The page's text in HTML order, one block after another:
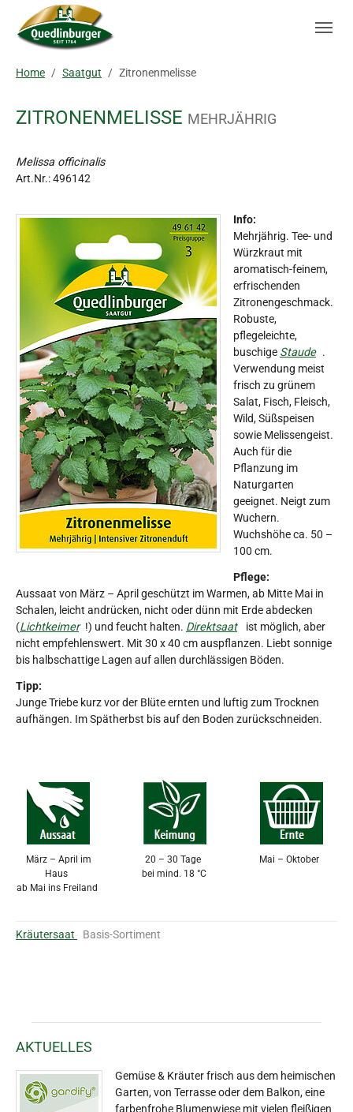
Skip to main navigation
Zum Hauptinhalt springen
Skip to page footer
Home Saatgut Zitronenmelisse
ZITRONENMELISSE MEHRJÄHRIG
Melissa officinalis
Art.Nr.:496142
Info:
Mehrjährig. Tee- und
Würzkraut mit
aromatisch-feinem,
erfrischenden
Zitronengeschmack.
Robuste,
pflegeleichte,
buschige Staude .
Verwendung meist
frisch zu grünem
Salat, Fisch, Fleisch,
Wild, Süßspeisen
sowie Melissengeist.
Auch für die
Pflanzung im
Naturgarten
geeignet. Neigt zum
Wuchern.
Wuchshöhe ca. 50 –
100 cm.
Pflege:
Aussaat von März – April geschützt im Warmen, ab Mitte Mai in
Schalen, leicht andrücken, nicht oder dünn mit Erde abdecken
(Lichtkeimer !) und feucht halten. Direktsaat
ist möglich, aber
nicht empfehlenswert. Mit 30 x 40 cm auspflanzen. Liebt sonnige
bis halbschattige Lagen auf allen durchlässigen Böden.
Tipp:
Junge Triebe kurz vor der Blüte ernten und luftig zum Trocknen
aufhängen. Im Spätherbst bis auf den Boden zurückschneiden.
März – April im
Haus
ab Mai ins Freiland
20 – 30 Tage
bei mind. 18 °C
Mai – Oktober
Kräutersaat Basis-Sortiment
AKTUELLES
Gemüse & Kräuter frisch aus dem heimischen
Garten, von Terrasse oder dem Balkon, eine
farbenfrohe Blumenwiese mit vielen fleißigen